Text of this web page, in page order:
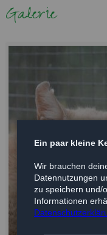
Galerie
Ein paar kleine
Wir brauchen
Datennutzungen
zu speichern und/
Informationen